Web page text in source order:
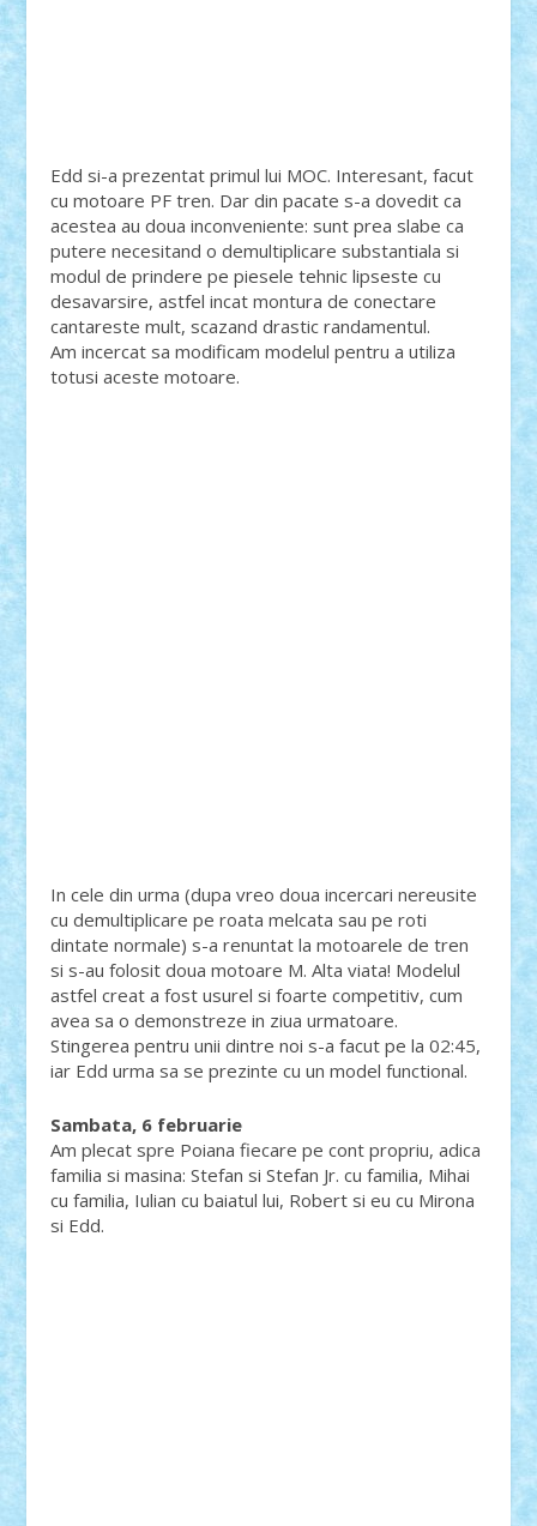
Edd si-a prezentat primul lui MOC. Interesant, facut
cu motoare PF tren. Dar din pacate s-a dovedit ca
acestea au doua inconveniente: sunt prea slabe ca
putere necesitand o demultiplicare substantiala si
modul de prindere pe piesele tehnic lipseste cu
desavarsire, astfel incat montura de conectare
cantareste mult, scazand drastic randamentul.
Am incercat sa modificam modelul pentru a utiliza
totusi aceste motoare.
In cele din urma (dupa vreo doua incercari nereusite
cu demultiplicare pe roata melcata sau pe roti
dintate normale) s-a renuntat la motoarele de tren
si s-au folosit doua motoare M. Alta viata! Modelul
astfel creat a fost usurel si foarte competitiv, cum
avea sa o demonstreze in ziua urmatoare.
Stingerea pentru unii dintre noi s-a facut pe la 02:45,
iar Edd urma sa se prezinte cu un model functional.
Sambata, 6 februarie
Am plecat spre Poiana fiecare pe cont propriu, adica
familia si masina: Stefan si Stefan Jr. cu familia, Mihai
cu familia, Iulian cu baiatul lui, Robert si eu cu Mirona
si Edd.